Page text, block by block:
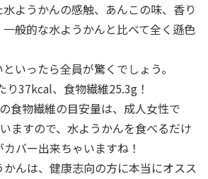
ようかんの感触、あんこの味、香り
般的な水ようかんと比べて全く遜色
いったら全員が驚くでしょう。
り37kcal、食物繊維25.3g！
食物繊維の目安量は、成人女性で
ますので、水ようかんを食べるだけ
バー出来ちゃいますね！
んは、健康志向の方に本当にオスス